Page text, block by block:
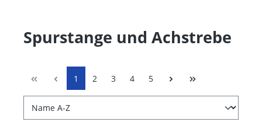
Spurstange und Achstrebe
1 2 3 4 5